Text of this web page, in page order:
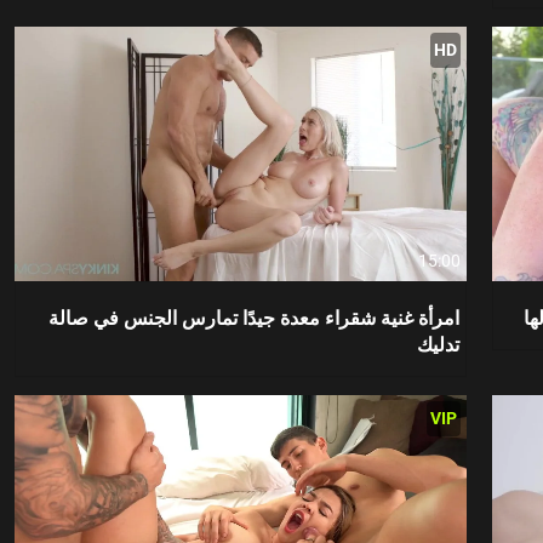
HD
15:00
امرأة غنية شقراء معدة جيدًا تمارس الجنس في صالة
تدليك
VIP